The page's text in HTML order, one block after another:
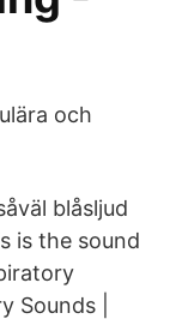
och
blåsljud
is the sound
Sounds |